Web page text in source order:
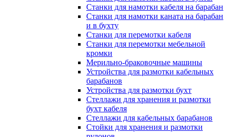
Станки для намотки кабеля на барабан
Станки для намотки каната на барабан
и в бухту
Станки для перемотки кабеля
Станки для перемотки мебельной
кромки
Мерильно-браковочные машины
Устройства для размотки кабельных
барабанов
Устройства для размотки бухт
Стеллажи для хранения и размотки
бухт кабеля
Стеллажи для кабельных барабанов
Стойки для хранения и размотки